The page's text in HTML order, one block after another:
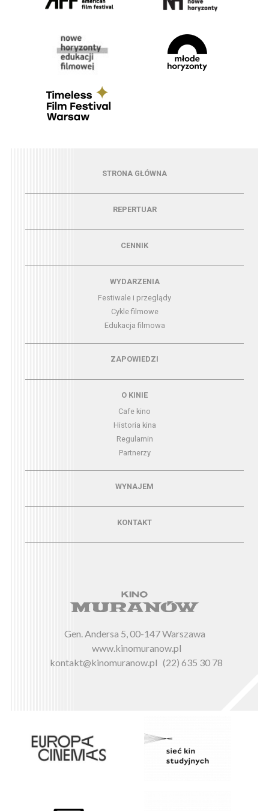
Menu - strona główna
STRONA GŁÓWNA
Menu - repertuarREPERTUAR
CENNIK
Menu - wydarzeniaWYDARZENIA
Festiwale i przeglądy
Cykle filmowe
Edukacja filmowa
Menu - zapowiedziZAPOWIEDZI
O KINIE
Cafe kino
Historia kina
Regulamin
Partnerzy
Menu - wynajemWYNAJEM
KONTAKT
Gen. Andersa 5, 00-147 Warszawa
www.kinomuranow.pl
kontakt@kinomuranow.pl (22) 635 30 78